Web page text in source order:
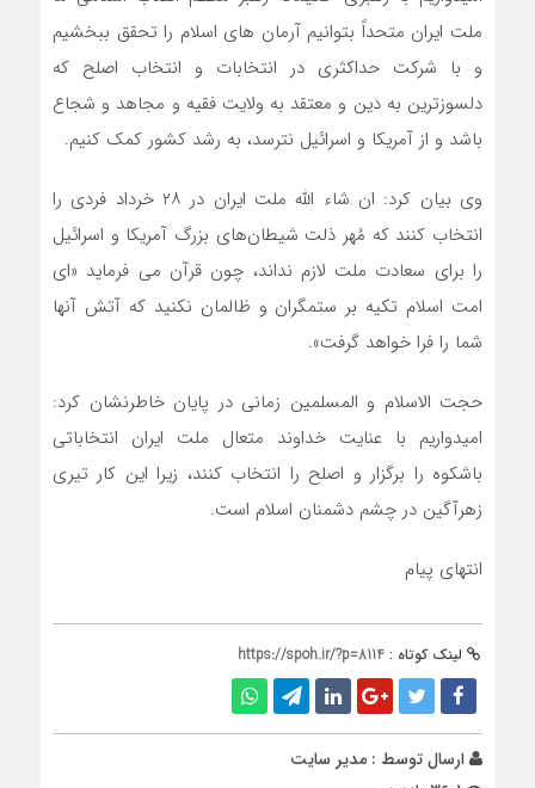
ملت ایران متحداً بتوانیم آرمان های اسلام را تحقق ببخشیم
و با شرکت حداکثری در انتخابات و انتخاب اصلح که
دلسوزترین به دین و معتقد به ولایت فقیه و مجاهد و شجاع
باشد و از آمریکا و اسرائیل نترسد، به رشد کشور کمک کنیم.
وی بیان کرد: ان شاء الله ملت ایران در ۲۸ خرداد فردی را
انتخاب کنند که مُهر ذلت شیطان‌های بزرگ آمریکا و اسرائیل
را برای سعادت ملت لازم نداند، چون قرآن می فرماید «ای
امت اسلام تکیه بر ستمگران و ظالمان نکنید که آتش آنها
شما را فرا خواهد گرفت».
حجت الاسلام و المسلمین زمانی در پایان خاطرنشان کرد:
امیدواریم با عنایت خداوند متعال ملت ایران انتخاباتی
باشکوه را برگزار و اصلح را انتخاب کنند، زیرا این کار تیری
زهرآگین در چشم دشمنان اسلام است.
انتهای پیام
لینک کوتاه : https://spoh.ir/?p=8114
ارسال توسط : مدیر سایت